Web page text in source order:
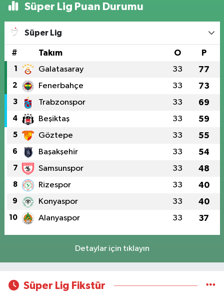
Süper Lig Puan Durumu
Süper Lig
# Takım O P
1 Galatasaray 33 77
2 Fenerbahçe 33 73
3 Trabzonspor 33 69
4 Beşiktaş 33 59
5 Göztepe 33 55
6 Başakşehir 33 54
7 Samsunspor 33 48
8 Rizespor 33 40
9 Konyaspor 33 40
10 Alanyaspor 33 37
Detaylar için tıklayın
Süper Lig Fikstür